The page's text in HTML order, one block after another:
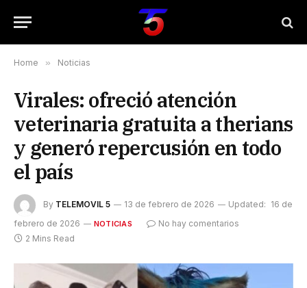
Home » Noticias
Virales: ofreció atención
veterinaria gratuita a therians
y generó repercusión en todo
el país
By TELEMOVIL 5 13 de febrero de 2026 Updated: 16 de
febrero de 2026
NOTICIAS
No hay comentarios
2 Mins Read